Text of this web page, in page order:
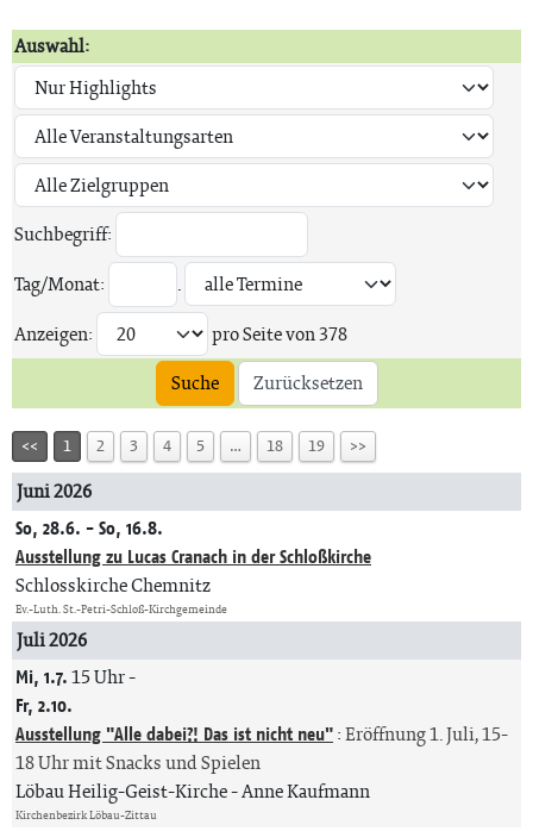
Auswahl:
Suchbegriff:
Tag/Monat:
.
Anzeigen:
pro Seite von378
Suche
Zurücksetzen
<< 1 2 3 4 5 … 18 19 >>
Juni 2026
So, 28.6. - So, 16.8.
Ausstellung zu Lucas Cranach in der Schloßkirche
Schlosskirche Chemnitz
Ev.-Luth. St.-Petri-Schloß-Kirchgemeinde
Juli 2026
Mi, 1.7.15 Uhr-
Fr, 2.10.
Ausstellung "Alle dabei?! Das ist nicht neu":Eröffnung 1. Juli, 15-
18 Uhr mit Snacks und Spielen
Löbau Heilig-Geist-Kirche Anne Kaufmann
Kirchenbezirk Löbau-Zittau